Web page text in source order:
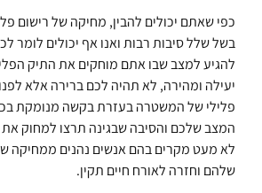
כפי שאתם יכולים להבין, מחיקה של רישום
בשל שלל סיבות רבות ואנו אף יכולים לומר
להגיע למצב שבו אתם מוחקים את התיק
יעילה ומהירה, לא תהיה לכם ברירה אלא
פלילי של המשטרה בעזרת בקשה מנומקת
המצב שלכם והסיבה שבגינה תרצו למחוק את
לא מעט מקרים בהם אנשים נהנים ממחיקה
שלהם וחזרה לאורח חיים תקין.